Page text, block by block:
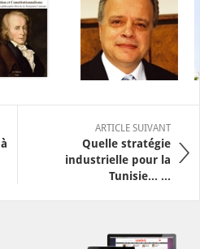
ARTICLE SUIVANT
Quelle stratégie
industrielle pour la
Tunisie… ...